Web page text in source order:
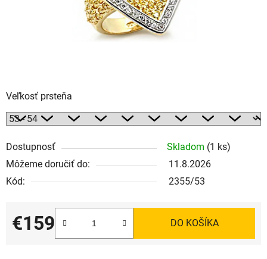
Veľkosť prsteňa
Dostupnosť Skladom (1 ks)
Môžeme doručiť do:
11.8.2026
Kód:
2355/53
€159
Jednotková cena:
DO KOŠÍKA